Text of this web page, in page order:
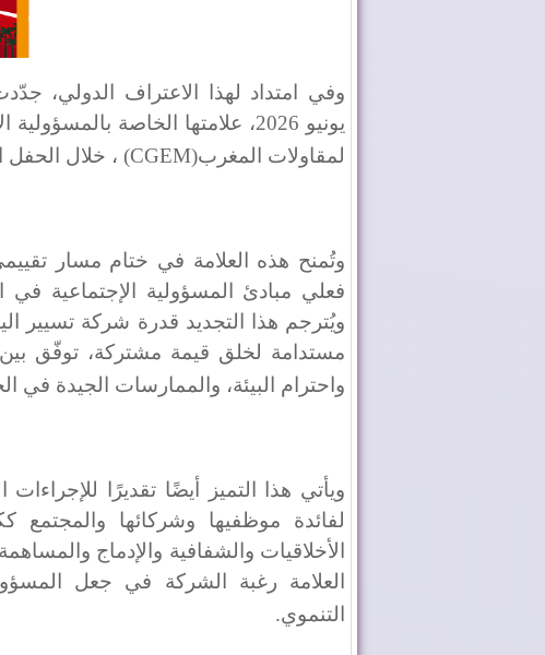
يونيو 2026، علامتها الخاصة
لمقاولات المغرب(CGEM) ، خلال الحفل
وتُمنح هذه العلامة في ختام مسار
فعلي مبادئ المسؤولية الإجتماعية في
ويُترجم هذا التجديد قدرة شركة تسيير
مستدامة لخلق قيمة مشتركة، توفّق بين
واحترام البيئة، والممارسات الجيدة في
ويأتي هذا التميز أيضًا تقديرًا
لفائدة موظفيها وشركائها والمجتمع
الأخلاقيات والشفافية والإدماج
العلامة رغبة الشركة في جعل
التنموي.